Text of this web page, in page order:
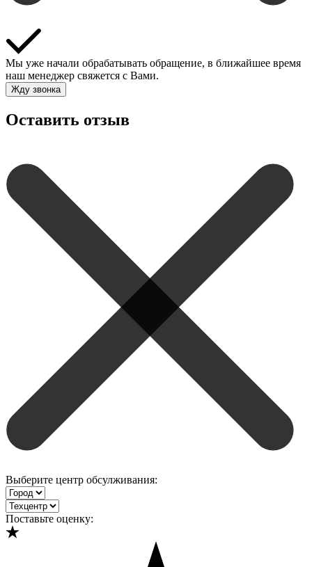
Мы уже начали обрабатывать обращение, в ближайшее время
наш менеджер свяжется с Вами.
Жду звонка
Оставить отзыв
Выберите центр обсулживания:
Поставьте оценку: